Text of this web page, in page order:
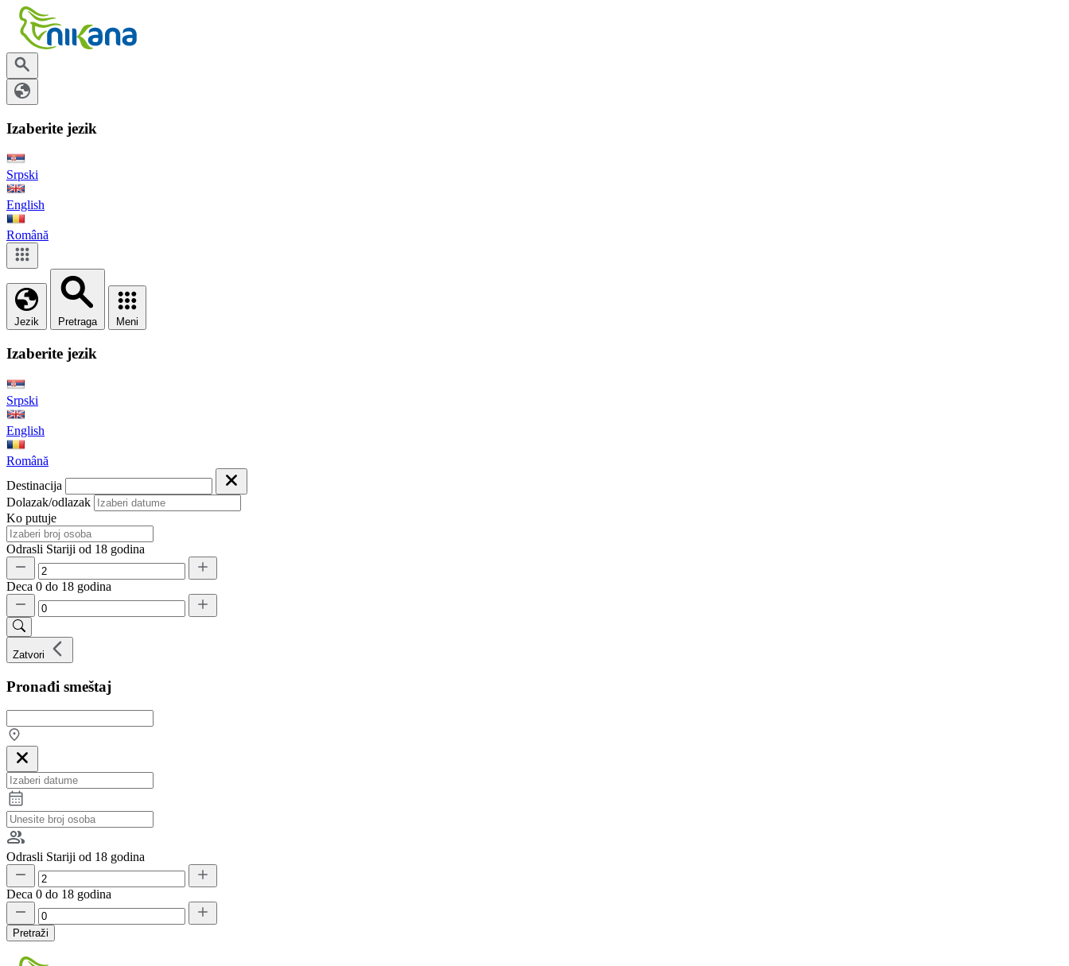
Izaberite jezik
Srpski
English
Română
Jezik Pretraga Meni
Izaberite jezik
Srpski
English
Română
Destinacija
Dolazak/odlazak
Ko putuje
Odrasli Stariji od 18 godina
Deca 0 do 18 godina
Zatvori
Pronađi smeštaj
Odrasli Stariji od 18 godina
Deca 0 do 18 godina
Pretraži